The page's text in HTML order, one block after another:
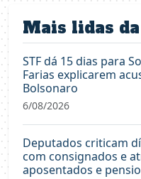
Mais lidas
STF dá 15 dias para
Farias explicarem
Bolsonaro
6/08/2026
Deputados criticam
com consignados e
aposentados e